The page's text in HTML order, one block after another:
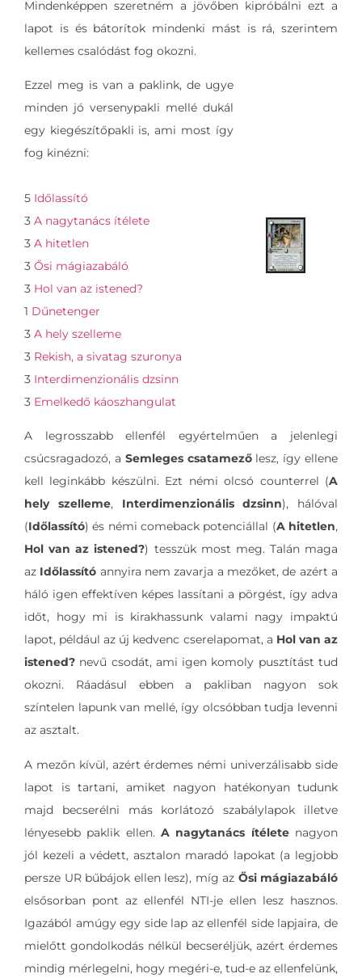
Mindenképpen szeretném a jövőben kipróbálni ezt a
lapot is és bátorítok mindenki mást is rá, szerintem
kellemes csalódást fog okozni.
Ezzel meg is van a paklink, de ugye
minden jó versenypakli mellé dukál
egy kiegészítőpakli is, ami most így
fog kinézni:
5 Időlassító
3 A nagytanács ítélete
3 A hitetlen
3 Ősi mágiazabáló
3 Hol van az istened?
1 Dűnetenger
3 A hely szelleme
3 Rekish, a sivatag szuronya
3 Interdimenzionális dzsinn
3 Emelkedő káoszhangulat
A legrosszabb ellenfél egyértelműen a jelenlegi
csúcsragadozó, a Semleges csatamezőlesz, így ellene
kell leginkább készülni. Ezt némi olcsó counterrel (A
hely szelleme, Interdimenzionális dzsinn), hálóval
(Időlassító) és némi comeback potenciállal (A hitetlen,
Hol van az istened?) tesszük most meg. Talán maga
az Időlassító annyira nem zavarja a mezőket, de azért a
háló igen effektíven képes lassítani a pörgést, így adva
időt, hogy mi is kirakhassunk valami nagy impaktú
lapot, például az új kedvenc cserelapomat, a Hol van az
istened? nevű csodát, ami igen komoly pusztítást tud
okozni. Ráadásul ebben a pakliban nagyon sok
színtelen lapunk van mellé, így olcsóbban tudja levenni
az asztalt.
A mezőn kívül, azért érdemes némi univerzálisabb side
lapot is tartani, amiket nagyon hatékonyan tudunk
majd becserélni más korlátozó szabálylapok illetve
lényesebb paklik ellen. A nagytanács ítéletenagyon
jól kezeli a védett, asztalon maradó lapokat (a legjobb
persze UR bűbájok ellen lesz), míg az Ősi mágiazabáló
elsősorban pont az ellenfél NTI-je ellen lesz hasznos.
Igazából amúgy egy side lap az ellenfél side lapjaira, de
mielőtt gondolkodás nélkül becseréljük, azért érdemes
mindig mérlegelni, hogy megéri-e, tud-e az ellenfelünk,